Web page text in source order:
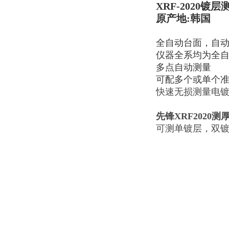
XRF-2020镀层
原产地:韩国
全自动台面，自
仪器全系均为全
多点自动测量
可配多个或单个
快速无损测量电
先锋XRF2020测
可测单镀层，双